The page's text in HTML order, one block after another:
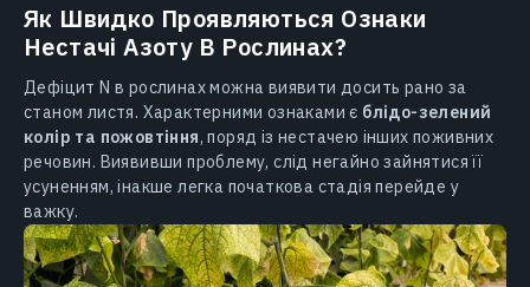
Як Швидко Проявляються Ознаки
Нестачі Азоту В Рослинах?
Дефіцит N в рослинах можна виявити досить рано за
станом листя. Характерними ознаками є блідо-зелений
колір та пожовтіння, поряд із нестачею інших поживних
речовин. Виявивши проблему, слід негайно зайнятися її
усуненням, інакше легка початкова стадія перейде у
важку.